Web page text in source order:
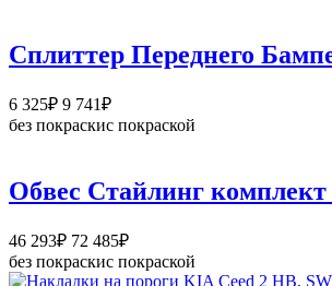
13
Сплиттер Переднего
6 325₽ 9 741₽Диапазон
цен:
9
без покраскис покраской
Обвес Стайлинг
46 293₽ 72 485₽Диапазон
цен:
46
без покраскис покраской